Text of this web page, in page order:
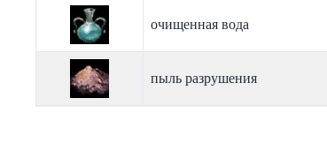
очищенная вода
пыль разрушения